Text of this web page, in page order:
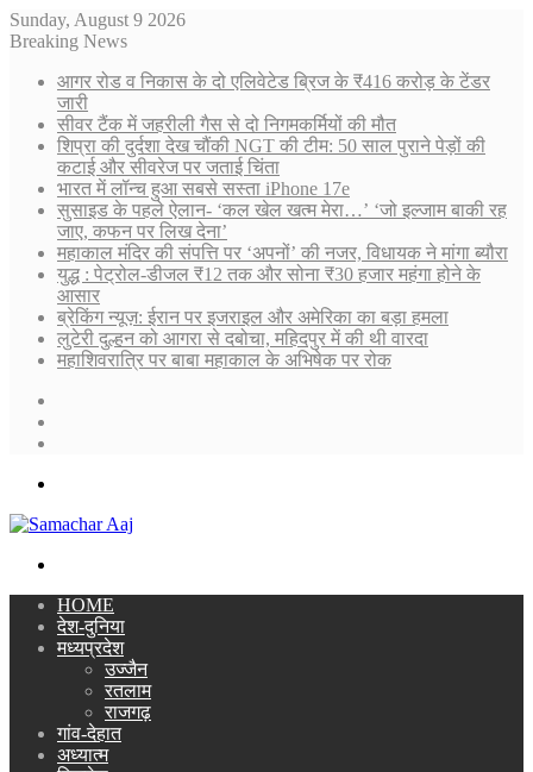
Sunday, August 9 2026
Breaking News
आगर रोड व निकास के दो एलिवेटेड ब्रिज के ₹416 करोड़ के टेंडर
जारी
सीवर टैंक में जहरीली गैस से दो निगमकर्मियों की मौत
शिप्रा की दुर्दशा देख चौंकी NGT की टीम: 50 साल पुराने पेड़ों की
कटाई और सीवरेज पर जताई चिंता
भारत में लॉन्च हुआ सबसे सस्ता iPhone 17e
सुसाइड के पहले ऐलान- ‘कल खेल खत्म मेरा…’ ‘जो इल्जाम बाकी रह
जाए, कफन पर लिख देना’
महाकाल मंदिर की संपत्ति पर ‘अपनों’ की नजर, विधायक ने मांगा ब्यौरा
युद्ध : पेट्रोल-डीजल ₹12 तक और सोना ₹30 हजार महंगा होने के
आसार
ब्रेकिंग न्यूज़: ईरान पर इजराइल और अमेरिका का बड़ा हमला
लुटेरी दुल्हन को आगरा से दबोचा, महिदपुर में की थी वारदा
महाशिवरात्रि पर बाबा महाकाल के अभिषेक पर रोक
HOME
देश-दुनिया
मध्यप्रदेश
उज्जैन
रतलाम
राजगढ़
गांव-देहात
अध्यात्म